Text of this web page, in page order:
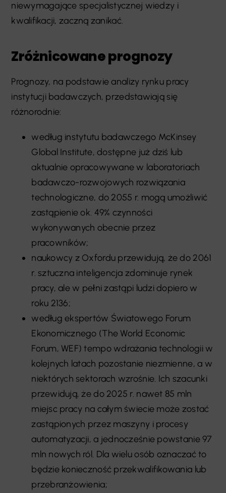
niewymagające specjalistycznej wiedzy i
kwalifikacji, zaczną zanikać.
Zróżnicowane prognozy
Prognozy, na podstawie analizy rynku pracy
instytucji badawczych, przedstawiają się
różnorodnie:
według instytutu badawczego McKinsey
Global Institute, dostępne już dziś lub
aktualnie opracowywane w laboratoriach
badawczo-rozwojowych rozwiązania
technologiczne, do 2055 r. mogą umożliwić
zastąpienie ok. 49% czynności
wykonywanych obecnie przez
pracowników;
naukowcy z Oxfordu przewidują, że do 2061
r. sztuczna inteligencja zdominuje rynek
pracy, ale w pełni zastąpi ludzi dopiero w
roku 2136;
według ekspertów Światowego Forum
Ekonomicznego (The World Economic
Forum, WEF) tempo wdrażania technologii w
kolejnych latach pozostanie niezmienne, a w
niektórych sektorach wzrośnie. Ich szacunki
przewidują, że do 2025 r. nawet 85 mln
miejsc pracy na całym świecie może zostać
zastąpionych przez maszyny i procesy
automatyzacji, a jednocześnie powstanie 97
mln nowych ról. Dla wielu osób oznaczać to
będzie konieczność przekwalifikowania lub
przebranżowienia;